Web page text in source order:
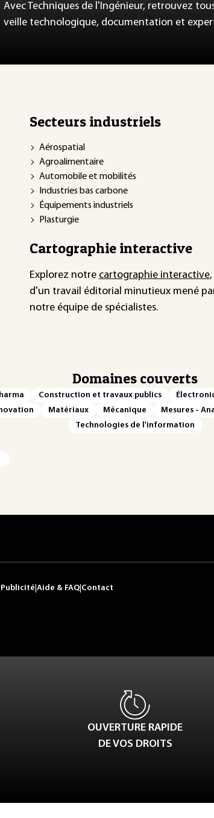
Avec Techniques de l'Ingénieur, retrouvez
veille technologique, documentation et
Secteurs industriels
Aérospatial
Agroalimentaire
Automobile et mobilités
Industries bas carbone
Équipements industriels
Plasturgie
Cartographie interactive
Explorez notre cartographie interactive
d'un travail éditorial minutieux mené
notre équipe de spécialistes.
Domaines couverts
Construction et travaux publics
Matériaux Mécanique Mesures -
Technologies de l'information
Publicité Aide & FAQ Contact
OUVERTURE RAPIDE
DE VOS DROITS